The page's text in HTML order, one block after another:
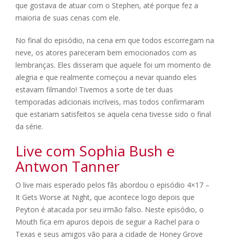
que gostava de atuar com o Stephen, até porque fez a
maioria de suas cenas com ele.
No final do episódio, na cena em que todos escorregam na
neve, os atores pareceram bem emocionados com as
lembranças. Eles disseram que aquele foi um momento de
alegria e que realmente começou a nevar quando eles
estavam filmando! Tivemos a sorte de ter duas
temporadas adicionais incríveis, mas todos confirmaram
que estariam satisfeitos se aquela cena tivesse sido o final
da série.
Live com Sophia Bush e
Antwon Tanner
O live mais esperado pelos fãs abordou o episódio 4×17 –
It Gets Worse at Night, que acontece logo depois que
Peyton é atacada por seu irmão falso. Neste episódio, o
Mouth fica em apuros depois de seguir a Rachel para o
Texas e seus amigos vão para a cidade de Honey Grove